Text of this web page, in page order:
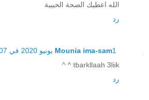
الله اعطيك الصحة الحبيبة
رد
Mounia ima-sam1 يونيو 2020 في 1:07 ص
tbarkllaah 3liik ^ ^
رد